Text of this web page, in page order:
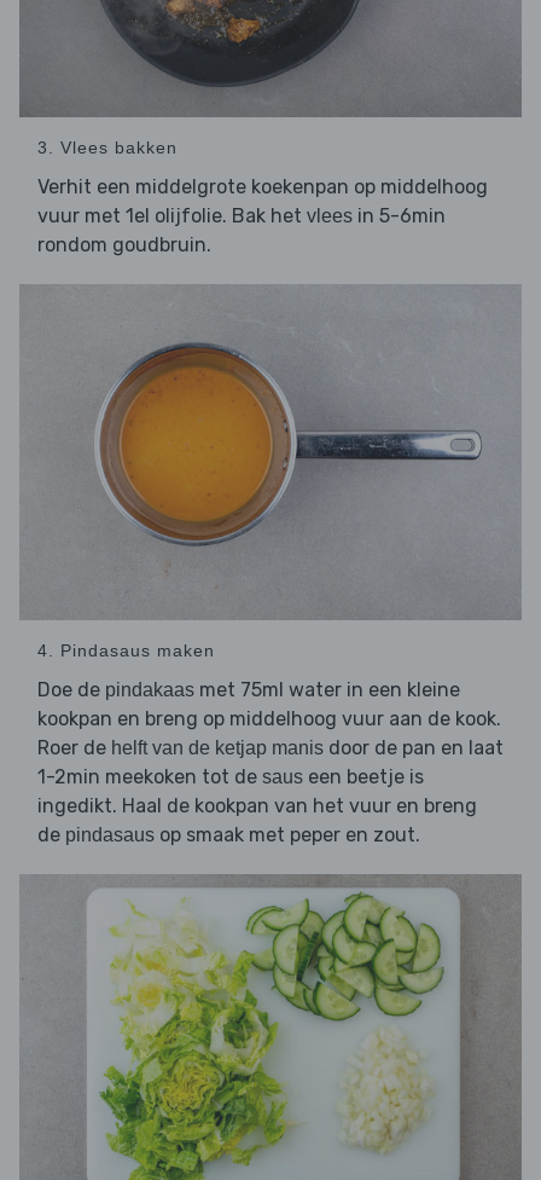
3. Vlees bakken
Verhit een middelgrote koekenpan op middelhoog
vuur met 1el olijfolie. Bak het vlees in 5-6min
rondom goudbruin.
4. Pindasaus maken
Doe de pindakaas met 75ml water in een kleine
kookpan en breng op middelhoog vuur aan de kook.
Roer de helft van de ketjap manis door de pan en laat
1-2min meekoken tot de saus een beetje is
ingedikt. Haal de kookpan van het vuur en breng
de pindasaus op smaak met peper en zout.